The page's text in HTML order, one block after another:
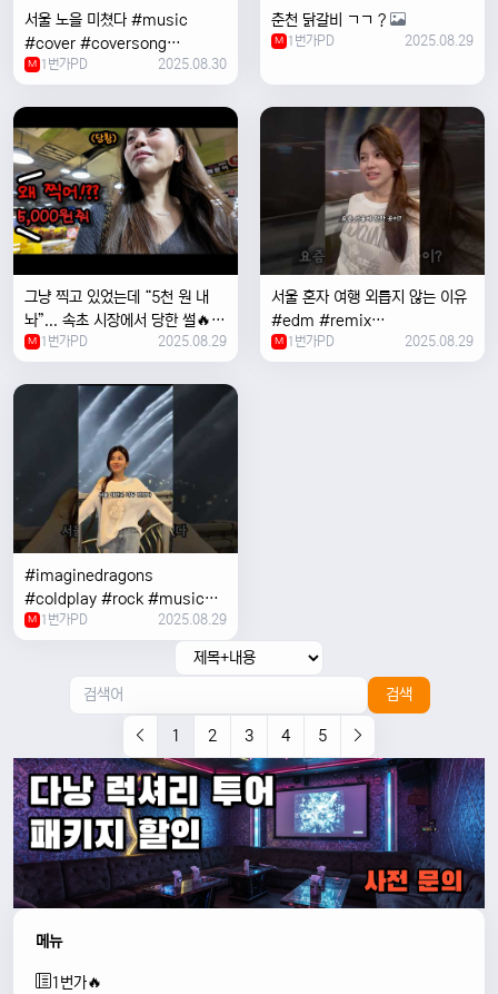
서울 노을 미쳤다 #music
#cover #coversong
#singer #서울 #노을 #한국 #
한강
M 1번가PD 2025.08.30
춘천 닭갈비 ㄱㄱ ?
M 1번가PD 2025.08.29
그냥 찍고 있었는데 “5천 원 내
놔”... 속초 시장에서 당한 썰🔥
M 1번가PD 2025.08.29
서울 혼자 여행 외릅지 않는 이유
#edm #remix
#electronicmusic #singer
#newmusic #music #여행
M 1번가PD 2025.08.29
#imaginedragons
#coldplay #rock #music
#concert
M 1번가PD 2025.08.29
검색
1 2 3 4 5
메뉴
1번가🔥